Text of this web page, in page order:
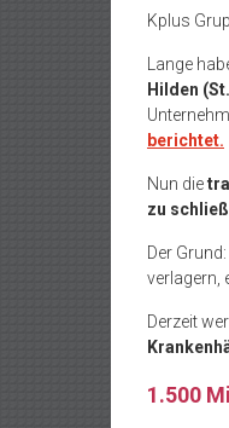
Kplus
Lange
Hilden
berichtet.
Nun die
zu
Der
verlagern,
Derzeit
1.500